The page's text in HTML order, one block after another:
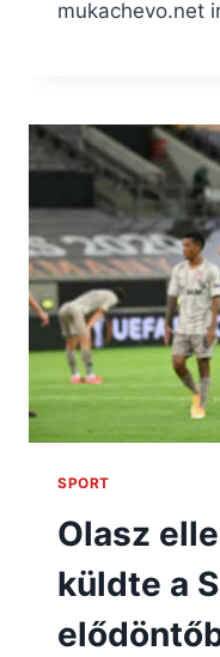
mukachevo.net
SPORT
Olasz
küldte a